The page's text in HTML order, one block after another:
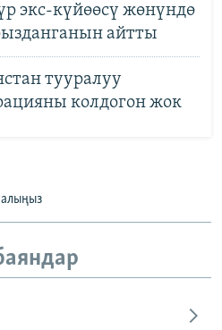
экс-күйөөсү жөнүндө
айтты
тууралуу
колдогон жок